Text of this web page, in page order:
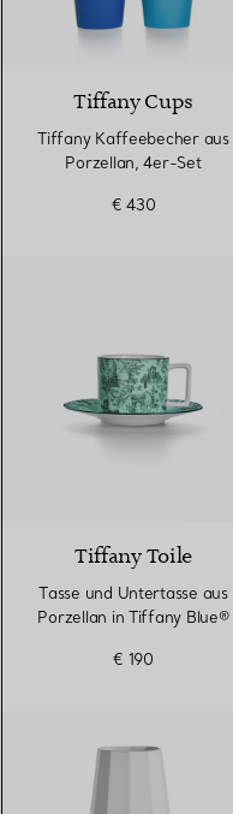
Tiffany Cups
Tiffany Kaffeebecher aus
Porzellan, 4er-Set
€ 430
Tiffany Toile
Tasse und Untertasse aus
Porzellan in Tiffany Blue®
€ 190